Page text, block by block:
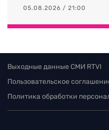
05.08.2026 / 21:00
Выходные данные СМИ RTVI
Пользовательское
Политика обработки